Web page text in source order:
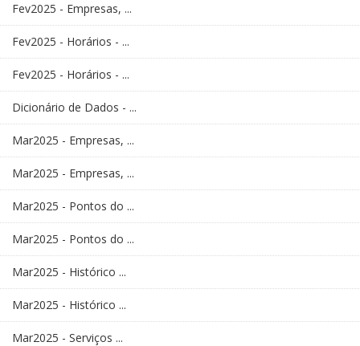
Fev2025 - Empresas, ...
Fev2025 - Horários - ...
Fev2025 - Horários - ...
Dicionário de Dados - ...
Mar2025 - Empresas, ...
Mar2025 - Empresas, ...
Mar2025 - Pontos do ...
Mar2025 - Pontos do ...
Mar2025 - Histórico ...
Mar2025 - Histórico ...
Mar2025 - Serviços ...